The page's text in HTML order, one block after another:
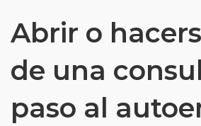
Abrir o
de una
paso al